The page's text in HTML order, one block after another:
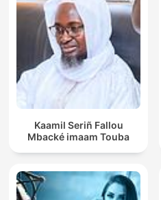
Kaamil Seriñ Fallou
Mbacké imaam Touba